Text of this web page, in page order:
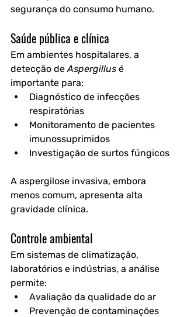
segurança do consumo humano.
Saúde pública e clínica
Em ambientes hospitalares, a
detecção de Aspergillus é
importante para:
Diagnóstico de infecções
respiratórias
Monitoramento de pacientes
imunossuprimidos
Investigação de surtos fúngicos
A aspergilose invasiva, embora
menos comum, apresenta alta
gravidade clínica.
Controle ambiental
Em sistemas de climatização,
laboratórios e indústrias, a análise
permite:
Avaliação da qualidade do ar
Prevenção de contaminações